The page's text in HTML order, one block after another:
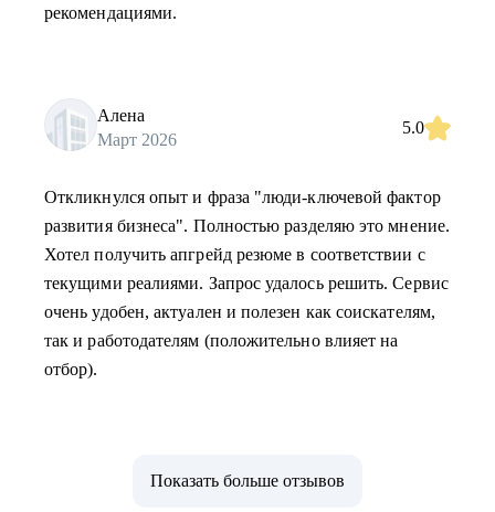
рекомендациями.
Алена
Март 2026
5.0
Откликнулся опыт и фраза "люди-ключевой фактор
развития бизнеса". Полностью разделяю это мнение.
Хотел получить апгрейд резюме в соответствии с
текущими реалиями. Запрос удалось решить. Сервис
очень удобен, актуален и полезен как соискателям,
так и работодателям (положительно влияет на
отбор).
Показать больше отзывов